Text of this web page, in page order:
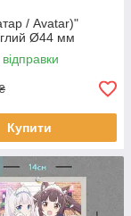
/ Avatar)"
Ø44 мм
Купити